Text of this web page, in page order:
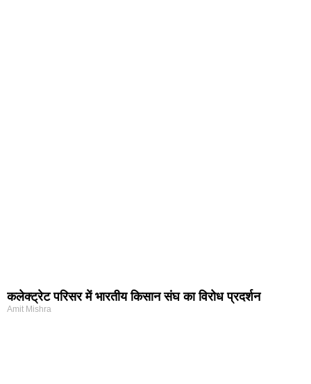
कलेक्ट्रेट परिसर में भारतीय किसान संघ का विरोध प्रदर्शन
Amit Mishra